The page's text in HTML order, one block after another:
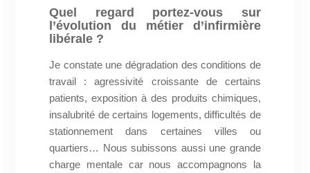
Quel regard portez-vous sur
l’évolution du métier d’infirmière
libérale ?
Je constate une dégradation des conditions de
travail : agressivité croissante de certains
patients, exposition à des produits chimiques,
insalubrité de certains logements, difficultés de
stationnement dans certaines villes ou
quartiers… Nous subissons aussi une grande
charge mentale car nous accompagnons la